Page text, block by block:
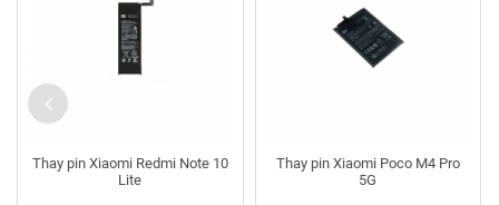
Thay pin Xiaomi Redmi Note 10
Lite
Thay pin Xiaomi Poco M4 Pro
5G